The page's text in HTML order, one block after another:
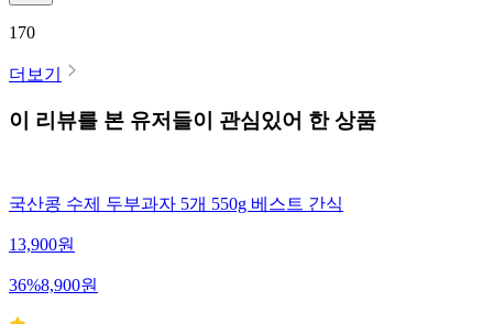
170
더보기
이 리뷰를 본 유저들이 관심있어 한 상품
국산콩 수제 두부과자 5개 550g 베스트 간식
13,900원
36%8,900원